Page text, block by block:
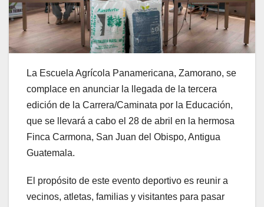
La Escuela Agrícola Panamericana, Zamorano, se
complace en anunciar la llegada de la tercera
edición de la Carrera/Caminata por la Educación,
que se llevará a cabo el 28 de abril en la hermosa
Finca Carmona, San Juan del Obispo, Antigua
Guatemala.
El propósito de este evento deportivo es reunir a
vecinos, atletas, familias y visitantes para pasar